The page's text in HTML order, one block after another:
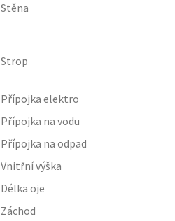
Stěna
Strop
Přípojka elektro
Přípojka na vodu
Přípojka na odpad
Vnitřní výška
Délka oje
Záchod